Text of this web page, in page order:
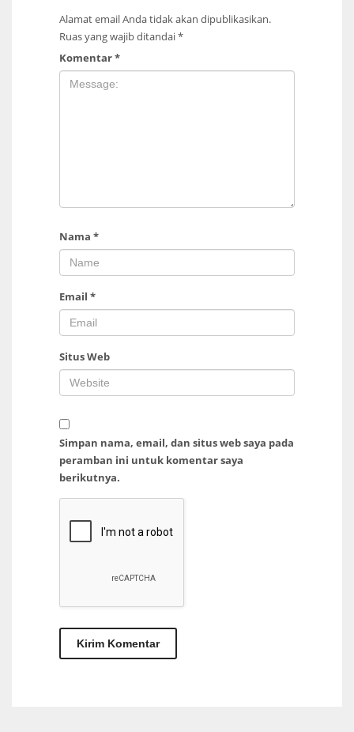
Alamat email Anda tidak akan dipublikasikan.
Ruas yang wajib ditandai*
Komentar*
Nama *
Email *
Situs Web
Simpan nama, email, dan situs web saya pada
peramban ini untuk komentar saya
berikutnya.